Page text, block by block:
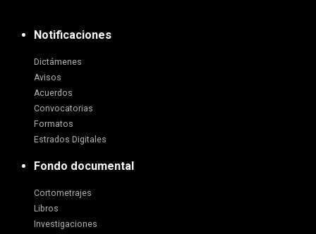
Notificaciones
Dictámenes
Avisos
Acuerdos
Convocatorias
Formatos
Estrados Digitales
Fondo documental
Cortometrajes
Libros
Investigaciones